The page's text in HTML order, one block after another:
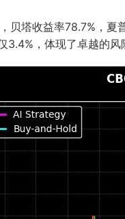
贝塔收益率78.7%，
，体现了卓越的风